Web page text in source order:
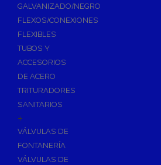
GALVANIZADO/NEGRO
FLEXOS/CONEXIONES
FLEXIBLES
TUBOS Y
ACCESORIOS
DE ACERO
TRITURADORES
SANITARIOS
+
VÁLVULAS DE
FONTANERÍA
VÁLVULAS DE